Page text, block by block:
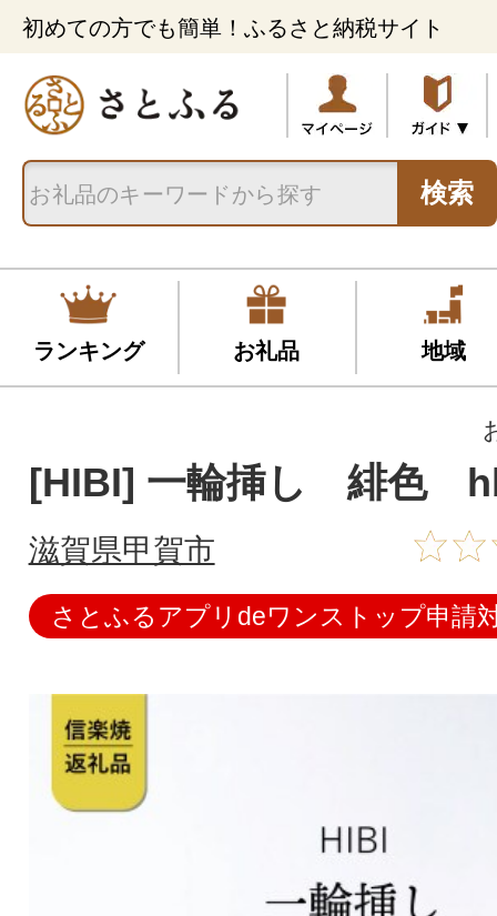
初めての方でも簡単！ふるさと納税サイト
検索
ランキング お礼品 地域
[HIBI] 一輪挿し 緋色
滋賀県甲賀市
さとふるアプリdeワンストップ申請